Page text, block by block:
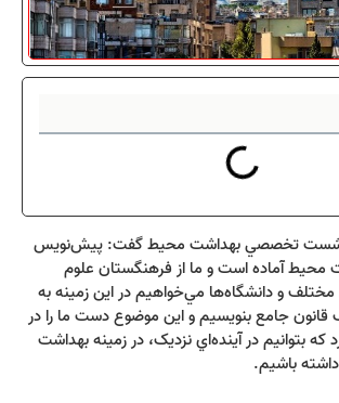
تخصصي بهداشت محيط گفت: پيش‌نويس
محيط آماده است و ما از فرهنگستان علوم
و دانشگاه‌ها مي‌خواهيم در اين زمينه به
جامع بنويسيم و اين موضوع دست ما را در
که بتوانيم در آينده‌اي نزديک، در زمينه بهداشت
باشيم.